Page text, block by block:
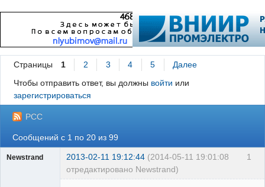
Страницы 1 2 3 4 5
Далее
Чтобы отправить ответ, вы должны войти или
зарегистрироваться
РСС
Сообщений с 1 по 20 из 99
1
Newstrand 2013-02-11 19:12:44 (2014-05-11 19:01:08
отредактировано Newstrand)